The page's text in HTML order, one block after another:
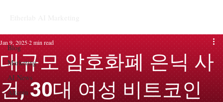
Blog
Marketing
AI News
Altcoin
대규모 암호화폐 은닉 사
건, 30대 여성 비트코인
Jan 9, 20252 min read